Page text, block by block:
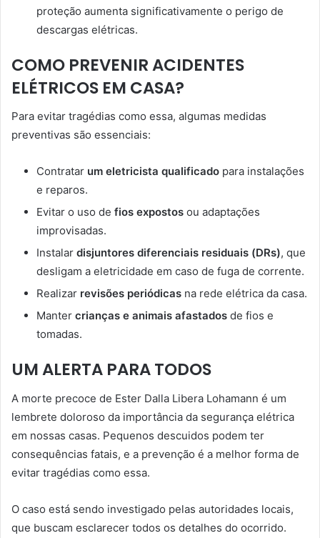
proteção aumenta significativamente o perigo de
descargas elétricas.
COMO PREVENIR ACIDENTES
ELÉTRICOS EM CASA?
Para evitar tragédias como essa, algumas medidas
preventivas são essenciais:
Contratar um eletricista qualificado para instalações
e reparos.
Evitar o uso de fios expostos ou adaptações
improvisadas.
Instalar disjuntores diferenciais residuais (DRs), que
desligam a eletricidade em caso de fuga de corrente.
Realizar revisões periódicas na rede elétrica da casa.
Manter crianças e animais afastados de fios e
tomadas.
UM ALERTA PARA TODOS
A morte precoce de Ester Dalla Libera Lohamann é um
lembrete doloroso da importância da segurança elétrica
em nossas casas. Pequenos descuidos podem ter
consequências fatais, e a prevenção é a melhor forma de
evitar tragédias como essa.
O caso está sendo investigado pelas autoridades locais,
que buscam esclarecer todos os detalhes do ocorrido.